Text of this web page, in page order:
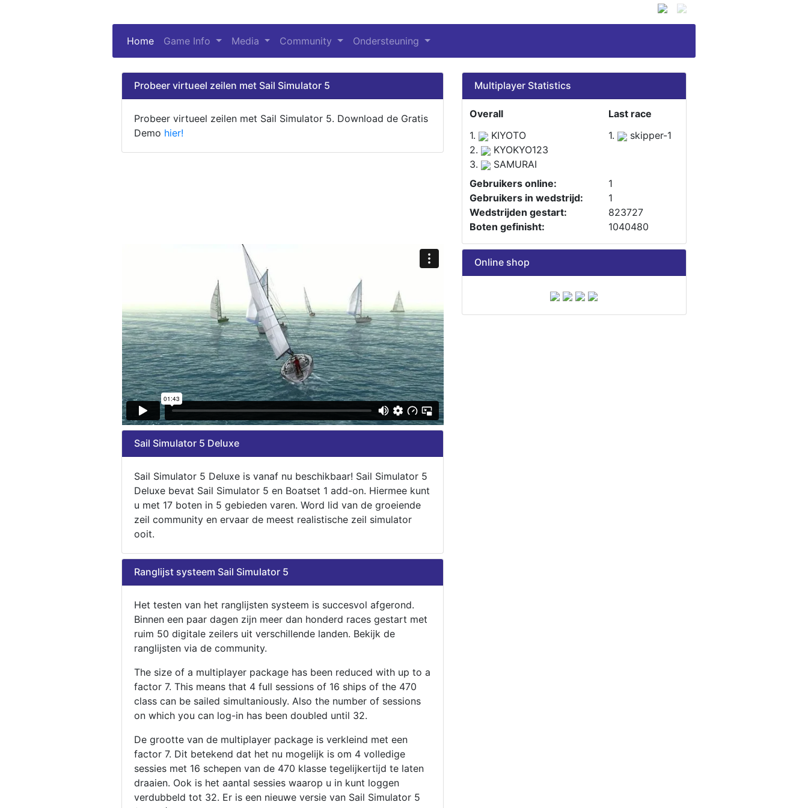
Home (current)
Game Info Media Community Ondersteuning
Probeer virtueel zeilen met Sail Simulator 5
Probeer virtueel zeilen met Sail Simulator 5. Download de Gratis
Demo hier!
Multiplayer Statistics
Overall
Last race
1.
KIYOTO 1.
skipper-1
2.
KYOKYO123
3.
SAMURAI
Gebruikers online:
1
Gebruikers in wedstrijd:
1
Wedstrijden gestart:
823727
Boten gefinisht:
1040480
Sail Simulator 5 Deluxe
Sail Simulator 5 Deluxe is vanaf nu beschikbaar! Sail Simulator 5
Deluxe bevat Sail Simulator 5 en Boatset 1 add-on. Hiermee kunt
u met 17 boten in 5 gebieden varen. Word lid van de groeiende
zeil community en ervaar de meest realistische zeil simulator
ooit.
Ranglijst systeem Sail Simulator 5
Het testen van het ranglijsten systeem is succesvol afgerond.
Binnen een paar dagen zijn meer dan honderd races gestart met
ruim 50 digitale zeilers uit verschillende landen. Bekijk de
ranglijsten via de community.
The size of a multiplayer package has been reduced with up to a
factor 7. This means that 4 full sessions of 16 ships of the 470
class can be sailed simultaniously. Also the number of sessions
on which you can log-in has been doubled until 32.
De grootte van de multiplayer package is verkleind met een
factor 7. Dit betekend dat het nu mogelijk is om 4 volledige
sessies met 16 schepen van de 470 klasse tegelijkertijd te laten
draaien. Ook is het aantal sessies waarop u in kunt loggen
verdubbeld tot 32. Er is een nieuwe versie van Sail Simulator 5
Online shop